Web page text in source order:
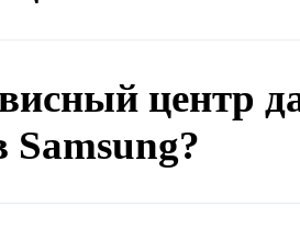
центр
Samsung?